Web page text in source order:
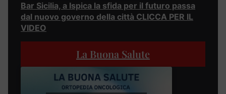
Bar Sicilia, a Ispica la sfida per il futuro passa
dal nuovo governo della città CLICCA PER IL
VIDEO
La Buona Salute